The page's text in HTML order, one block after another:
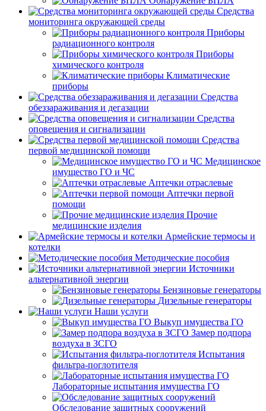
Средства
мониторинга окружающей среды
Приборы
радиационного контроля
Приборы
химического контроля
Климатические
приборы
Средства
обеззараживания и дегазации
Средства
оповещения и сигнализации
Средства
первой медицинской помощи
Медицинское
имущество ГО и ЧС
Аптечки отраслевые
Аптечки первой
помощи
Прочие
медицинские изделия
Армейские термосы и
котелки
Методические пособия
Источники
альтернативной энергии
Бензиновые генераторы
Дизельные генераторы
Наши услуги
Выкуп имущества ГО
Замер подпора
воздуха в ЗСГО
Испытания
фильтра-поглотителя
Лабораторные испытания имущества ГО
Обследование защитных сооружений